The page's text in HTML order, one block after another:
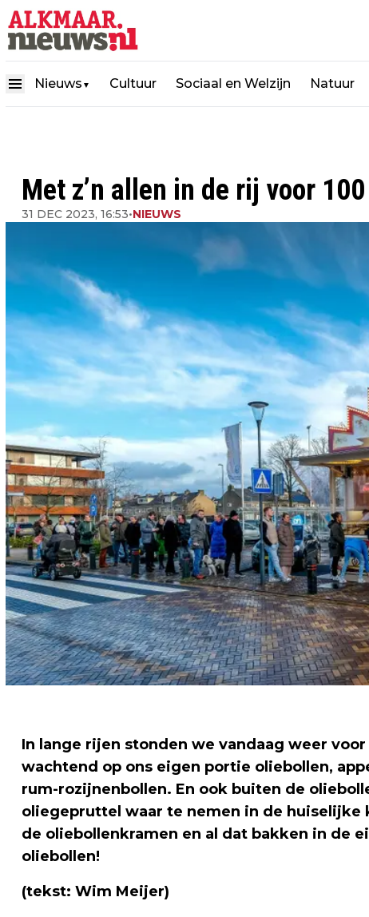
Nieuws ▼ Cultuur Sociaal en Welzijn Natuur
Met z’n allen in de rij voor
31 DEC 2023, 16:53•NIEUWS
In lange rijen stonden we vandaag weer
wachtend op ons eigen portie oliebollen,
rum-rozijnenbollen. En ook buiten de
oliegepruttel waar te nemen in de huiselijke
de oliebollenkramen en al dat bakken in de
oliebollen!
(tekst: Wim Meijer)